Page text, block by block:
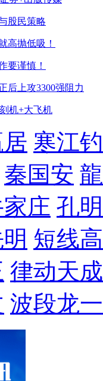
股民策略
高抛低吸！
要谨慎！
后上攻3300强阻力
机+大飞机
寒江
秦国安
庄 孔
短线
律动天成
波段龙一